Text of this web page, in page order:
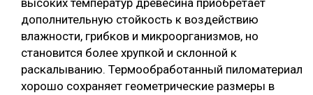
высоких температур древесина приобретает
дополнительную стойкость к воздействию
влажности, грибков и микроорганизмов, но
становится более хрупкой и склонной к
раскалыванию. Термообработанный пиломатериал
хорошо сохраняет геометрические размеры в